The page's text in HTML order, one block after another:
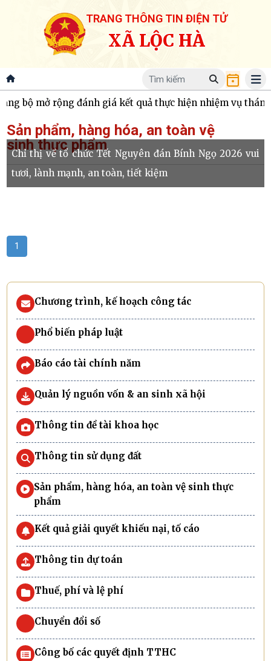
TRANG THÔNG TIN ĐIỆN TỬ
XÃ LỘC HÀ
bộ mở rộng đánh giá kết quả thực hiện nhiệm vụ tháng
Sản phẩm, hàng hóa, an toàn vệ
sinh thực phẩm
Chỉ thị về tổ chức Tết Nguyên đán Bính Ngọ 2026 vui
tươi, lành mạnh, an toàn, tiết kiệm
1
Chương trình, kế hoạch công tác
Phổ biến pháp luật
Báo cáo tài chính năm
Quản lý nguồn vốn & an sinh xã hội
Thông tin đề tài khoa học
Thông tin sử dụng đất
Sản phẩm, hàng hóa, an toàn vệ sinh thực
phẩm
Kết quả giải quyết khiếu nại, tố cáo
Thông tin dự toán
Thuế, phí và lệ phí
Chuyển đổi số
Công bố các quyết định TTHC